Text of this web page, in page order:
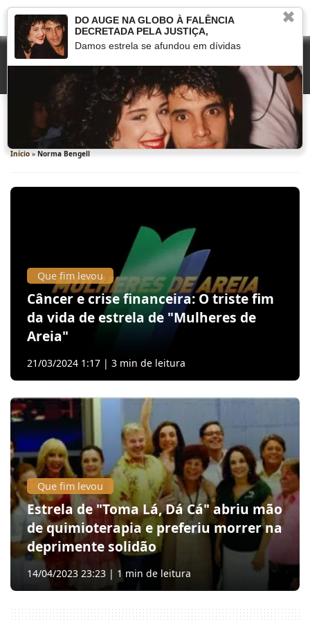
Norma Bengell
Início » Norma Bengell
Que fim levou
Câncer e crise financeira: O triste fim
da vida de estrela de "Mulheres de
Areia"
21/03/2024 1:17 | 3 min de leitura
Que fim levou
Estrela de "Toma Lá, Dá Cá" abriu mão
de quimioterapia e preferiu morrer na
deprimente solidão
14/04/2023 23:23 | 1 min de leitura
✖
DO AUGE NA GLOBO À FALÊNCIA
DECRETADA PELA JUSTIÇA,
Damos estrela se afundou em dívidas